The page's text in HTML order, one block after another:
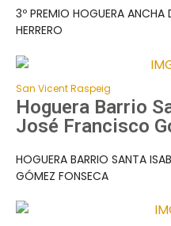
3º PREMIO HOGUERA ANCHA
HERRERO
San Vicent Raspeig
Hoguera Barrio
José Francisco
HOGUERA BARRIO SANTA
GÓMEZ FONSECA